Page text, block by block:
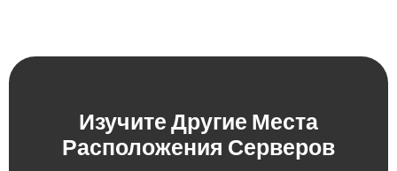
Изучите Другие Места
Расположения Серверов